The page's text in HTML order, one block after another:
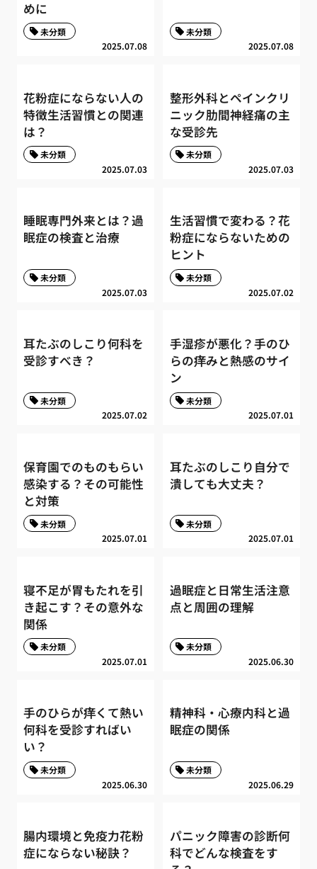
めに
2025.07.08
未分類
2025.07.08
未分類
花粉症にならない人の
特徴生活習慣との関連
は？
2025.07.03
未分類
整形外科とペインクリ
ニック肋間神経痛の主
な受診先
2025.07.03
未分類
睡眠専門外来とは？過
眠症の検査と治療
2025.07.03
未分類
生活習慣で変わる？花
粉症にならないための
ヒント
2025.07.02
未分類
耳たぶのしこり何科を
受診すべき？
2025.07.02
未分類
手湿疹が悪化？手のひ
らの痒みと熱感のサイ
ン
2025.07.01
未分類
保育園でのものもらい
感染する？その可能性
と対策
2025.07.01
未分類
耳たぶのしこり自分で
潰しても大丈夫？
2025.07.01
未分類
寝不足が胃もたれを引
き起こす？その意外な
関係
2025.07.01
未分類
過眠症と日常生活注意
点と周囲の理解
2025.06.30
未分類
手のひらが痒くて熱い
何科を受診すればい
い？
2025.06.30
未分類
精神科・心療内科と過
眠症の関係
2025.06.29
未分類
腸内環境と免疫力花粉
症にならない秘訣？
パニック障害の診断何
科でどんな検査をす